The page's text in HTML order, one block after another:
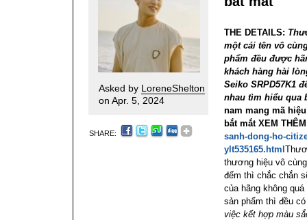
Asked by LoreneShelton
on Apr. 5, 2024
SHARE:
THE DETAILS:
một cái tên vô
phẩm đều được
khách hàng hài
Seiko SRPD57K1
nhau tìm hiểu qua
nam mang mã
bắt mắtXEM
sanh-dong-ho-
ylt535165.html
thương hiệu vô
đếm thì chắc chắn
của hãng không
sản phẩm thì đều
việc kết hợp màu